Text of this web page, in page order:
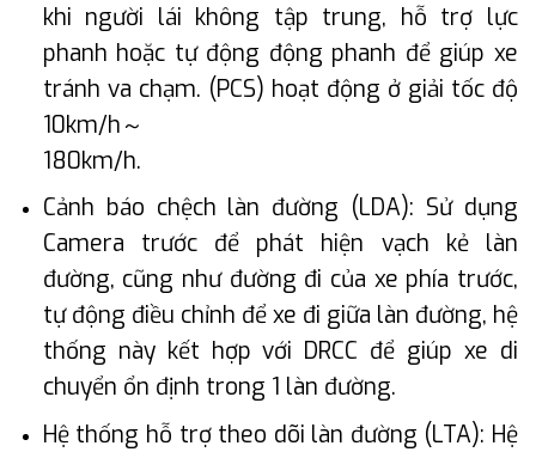
khi người lái không tập trung, hỗ trợ lực
phanh hoặc tự động động phanh để giúp xe
tránh va chạm. (PCS) hoạt động ở giải tốc độ
10km/h～
180km/h.
Cảnh báo chệch làn đường (LDA): Sử dụng
Camera trước để phát hiện vạch kẻ làn
đường, cũng như đường đi của xe phía trước,
tự động điều chỉnh để xe đi giữa làn đường, hệ
thống này kết hợp với DRCC để giúp xe di
chuyển ổn định trong 1 làn đường.
Hệ thống hỗ trợ theo dõi làn đường (LTA): Hệ